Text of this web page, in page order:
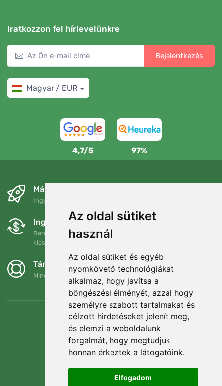
Az oldal sütiket
használ
Az oldal sütiket és egyéb
nyomkövető technológiákat
alkalmaz, hogy javítsa a
böngészési élményét, azzal hogy
személyre szabott tartalmakat és
célzott hirdetéseket jelenít meg,
és elemzi a weboldalunk
forgalmát, hogy megtudjuk
honnan érkeztek a látogatóink.
Elfogadom
Iratkozzon fel hírlevelünkre
Bejelentkezés
Magyar / EUR
4,7/5 97%
Másnapra és ingyenesen
Ingyenes szállítás a következő összeg felett: 80 EUR
Ingyenes csere és visszaküldés
Rendelését 90 napon belül bármikor visszaküldheti vagy
kicserélheti.
Támogatjuk a Trees.org-ot
Minden megrendelésért ültetünk egy fát! Bővebben